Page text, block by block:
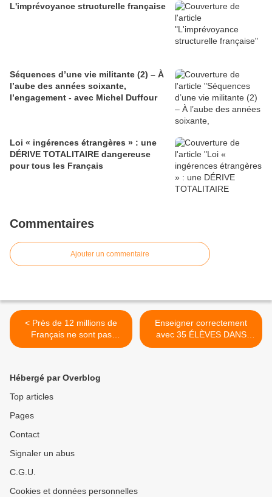
L'imprévoyance structurelle française
Séquences d’une vie militante (2) – À
l’aube des années soixante,
l’engagement - avec Michel Duffour
Loi « ingérences étrangères » : une
DÉRIVE TOTALITAIRE dangereuse
pour tous les Français
Commentaires
Ajouter un commentaire
< Près de 12 millions de
Français ne sont pas
inscrits ou mal-inscrits sur
Enseigner correctement
avec 35 ÉLÈVES DANS
UNE CLASSE, c'est
Hébergé par Overblog
Top articles
Pages
Contact
Signaler un abus
C.G.U.
Cookies et données personnelles